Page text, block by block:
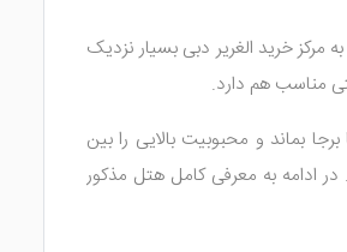
مرکز خرید الغریر دبی بسیار نزدیک
مناسب هم دارد.
بماند و محبوبیت بالایی را بین
ادامه به معرفی کامل هتل مذکور